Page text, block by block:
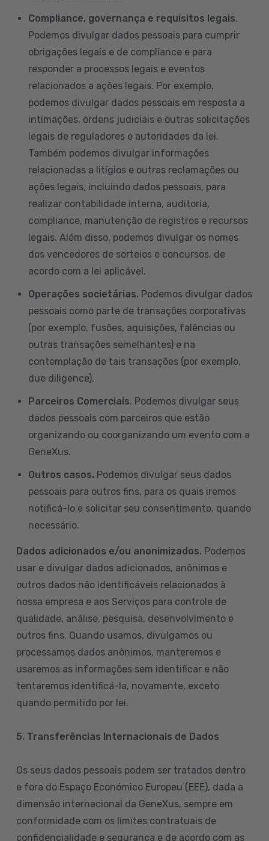
Compliance, governança e requisitos legais.
Podemos divulgar dados pessoais para cumprir
obrigações legais e de compliance e para
responder a processos legais e eventos
relacionados a ações legais. Por exemplo,
podemos divulgar dados pessoais em resposta a
intimações, ordens judiciais e outras solicitações
legais de reguladores e autoridades da lei.
Também podemos divulgar informações
relacionadas a litígios e outras reclamações ou
ações legais, incluindo dados pessoais, para
realizar contabilidade interna, auditoria,
compliance, manutenção de registros e recursos
legais. Além disso, podemos divulgar os nomes
dos vencedores de sorteios e concursos, de
acordo com a lei aplicável.
Operações societárias. Podemos divulgar dados
pessoais como parte de transações corporativas
(por exemplo, fusões, aquisições, falências ou
outras transações semelhantes) e na
contemplação de tais transações (por exemplo,
due diligence).
Parceiros Comerciais. Podemos divulgar seus
dados pessoais com parceiros que estão
organizando ou coorganizando um evento com a
GeneXus.
Outros casos. Podemos divulgar seus dados
pessoais para outros fins, para os quais iremos
notificá-lo e solicitar seu consentimento, quando
necessário.
Dados adicionados e/ou anonimizados. Podemos
usar e divulgar dados adicionados, anônimos e
outros dados não identificáveis relacionados à
nossa empresa e aos Serviços para controle de
qualidade, análise, pesquisa, desenvolvimento e
outros fins. Quando usamos, divulgamos ou
processamos dados anônimos, manteremos e
usaremos as informações sem identificar e não
tentaremos identificá-la, novamente, exceto
quando permitido por lei.
5. Transferências Internacionais de Dados
Os seus dados pessoais podem ser tratados dentro
e fora do Espaço Económico Europeu (EEE), dada a
dimensão internacional da GeneXus, sempre em
conformidade com os limites contratuais de
confidencialidade e segurança e de acordo com as